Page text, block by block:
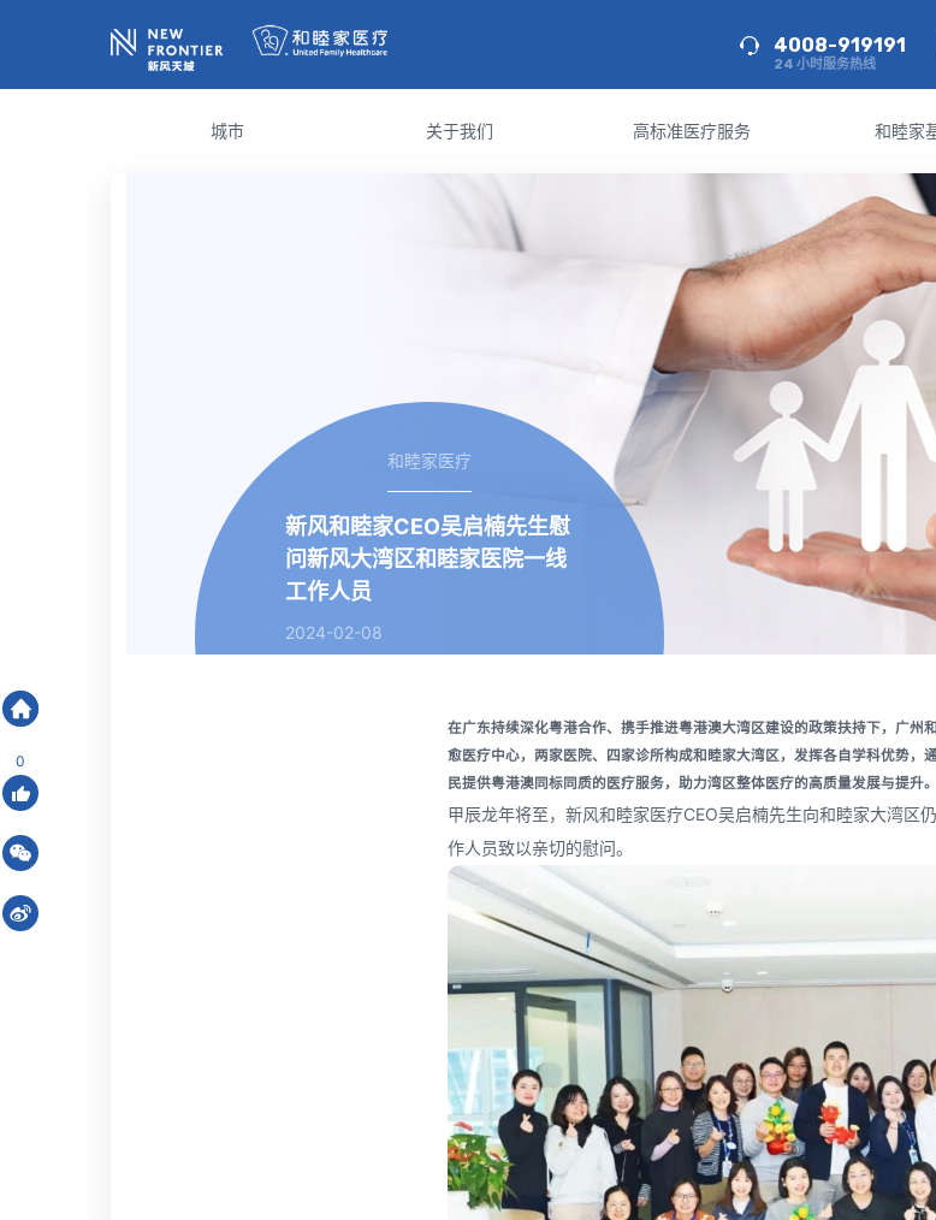
24 小时服务热线
4008-919191
城市 关于我们 高标准医疗服务 和睦家
和睦家医疗
新风和睦家CEO吴启楠先生慰
问新风大湾区和睦家医院一线
工作人员
2024-02-08
0
在广东持续深化粤港合作、携手推进粤港澳大湾区建设的政策扶持下，广州
愈医疗中心，两家医院、四家诊所构成和睦家大湾区，发挥各自学科优势，
民提供粤港澳同标同质的医疗服务，助力湾区整体医疗的高质量发展与提升。
甲辰龙年将至，新风和睦家医疗CEO吴启楠先生向和睦家大湾区
作人员致以亲切的慰问。